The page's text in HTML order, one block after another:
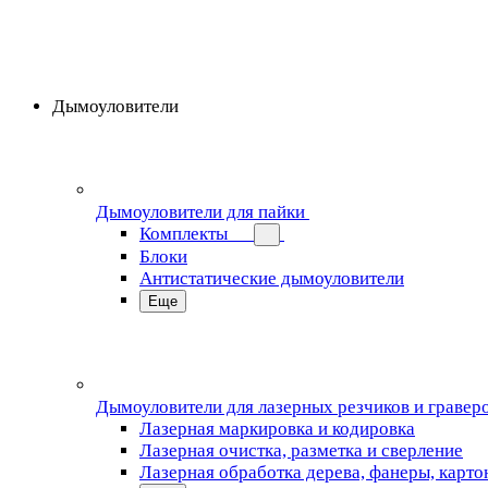
Дымоуловители
Дымоуловители для пайки
Комплекты
Блоки
Антистатические дымоуловители
Еще
Дымоуловители для лазерных резчиков и
Лазерная маркировка и кодировка
Лазерная очистка, разметка и сверление
Лазерная обработка дерева, фанеры,